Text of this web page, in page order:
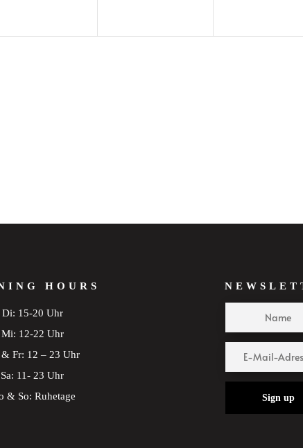
HOURS
Di: 15-20 Uhr
Mi: 12-22 Uhr
Fr: 12 – 23 Uhr
Sa: 11- 23 Uhr
& So: Ruhetage
Sign up